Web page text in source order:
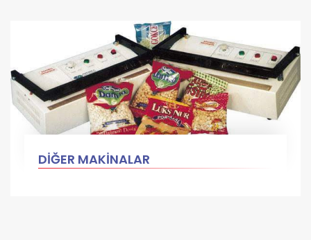
DİĞER MAKİNALAR